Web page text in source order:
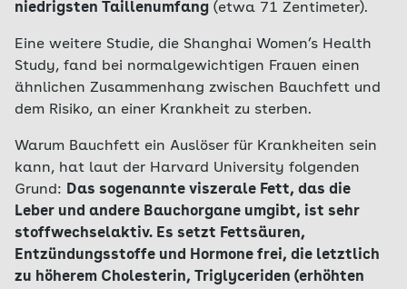
niedrigsten Taillenumfang (etwa 71 Zentimeter).
Eine weitere Studie, die Shanghai Women’s Health
Study, fand bei normalgewichtigen Frauen einen
ähnlichen Zusammenhang zwischen Bauchfett und
dem Risiko, an einer Krankheit zu sterben.
Warum Bauchfett ein Auslöser für Krankheiten sein
kann, hat laut der Harvard University folgenden
Grund: Das sogenannte viszerale Fett, das die
Leber und andere Bauchorgane umgibt, ist sehr
stoffwechselaktiv. Es setzt Fettsäuren,
Entzündungsstoffe und Hormone frei, die letztlich
zu höherem Cholesterin, Triglyceriden (erhöhten